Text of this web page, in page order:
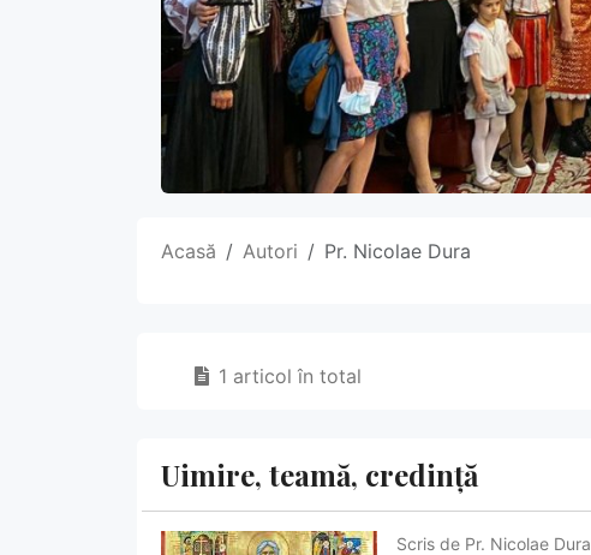
Acasă Autori Pr. Nicolae Dura
1 articol în total
Uimire, teamă, credință
Scris de Pr. Nicolae Dura